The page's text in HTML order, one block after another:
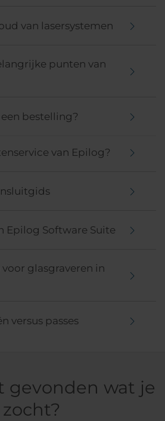
van lasersystemen
punten van
bestelling?
van Epilog?
Epilog Software Suite
glasgraveren in
versus passes
gevonden wat je
zocht?